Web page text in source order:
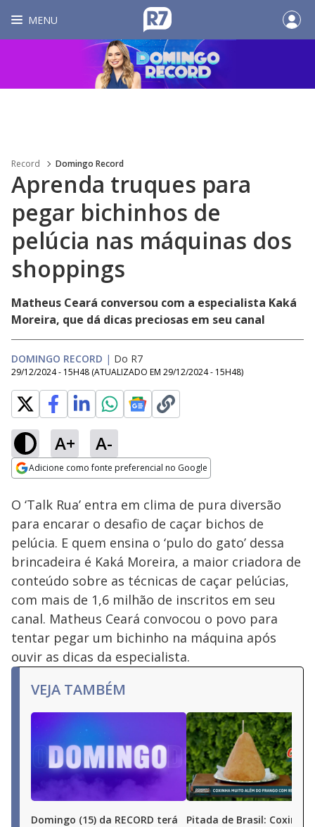
MENU
Record Domingo Record
Aprenda truques para
pegar bichinhos de
pelúcia nas máquinas dos
shoppings
Matheus Ceará conversou com a especialista Kaká
Moreira, que dá dicas preciosas em seu canal
DOMINGO RECORD | Do R7
29/12/2024 - 15H48 (ATUALIZADO EM 29/12/2024 - 15H48)
A+ A-
Adicione como fonte preferencial no Google
Ativar
Loaded:
41.84%
O ‘Talk Rua’ entra em clima de pura diversão
para encarar o desafio de caçar bichos de
pelúcia. E quem ensina o ‘pulo do gato’ dessa
brincadeira é Kaká Moreira, a maior criadora de
conteúdo sobre as técnicas de caçar pelúcias,
com mais de 1,6 milhão de inscritos em seu
canal. Matheus Ceará convocou o povo para
tentar pegar um bichinho na máquina após
ouvir as dicas da especialista.
VEJA TAMBÉM
Domingo (15) da RECORD terá
Pitada de Brasil: Coxinha